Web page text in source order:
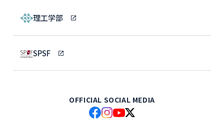
理工学部
SPSF
OFFICIAL SOCIAL MEDIA